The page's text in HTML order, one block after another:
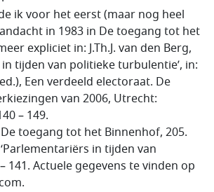
ik voor het eerst (maar nog heel
in 1983 in De toegang tot het
expliciet in: J.Th.J. van den Berg,
tijden van politieke turbulentie’, in:
Een verdeeld electoraat. De
van 2006, Utrecht:
– 149.
toegang tot het Binnenhof, 205.
in tijden van
141. Actuele gegevens te vinden op